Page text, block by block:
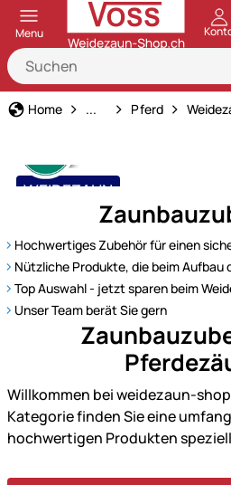
Menu
Home Tierart
... Pferd
WEIDEZAUN
top Auswahl & günstige Preise
Hochwertiges Zubehör für einen
Nützliche Produkte, die beim Aufbau
Top Auswahl - jetzt sparen beim
Unser Team berät Sie gern
Willkommen bei weidezaun-
Kategorie finden Sie eine
hochwertigen Produkten